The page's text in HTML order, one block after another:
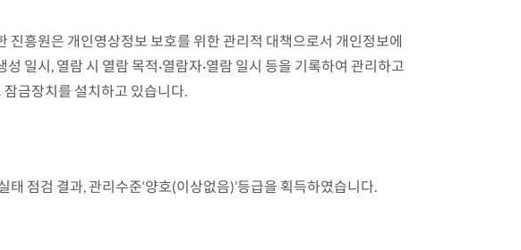
흥원은 개인영상정보 보호를 위한 관리적 대책으로서 개인정보에
일시, 열람 시 열람 목적·열람자·열람 일시 등을 기록하여 관리하고
금장치를 설치하고 있습니다.
점검 결과, 관리수준‘양호(이상없음)’등급을 획득하였습니다.